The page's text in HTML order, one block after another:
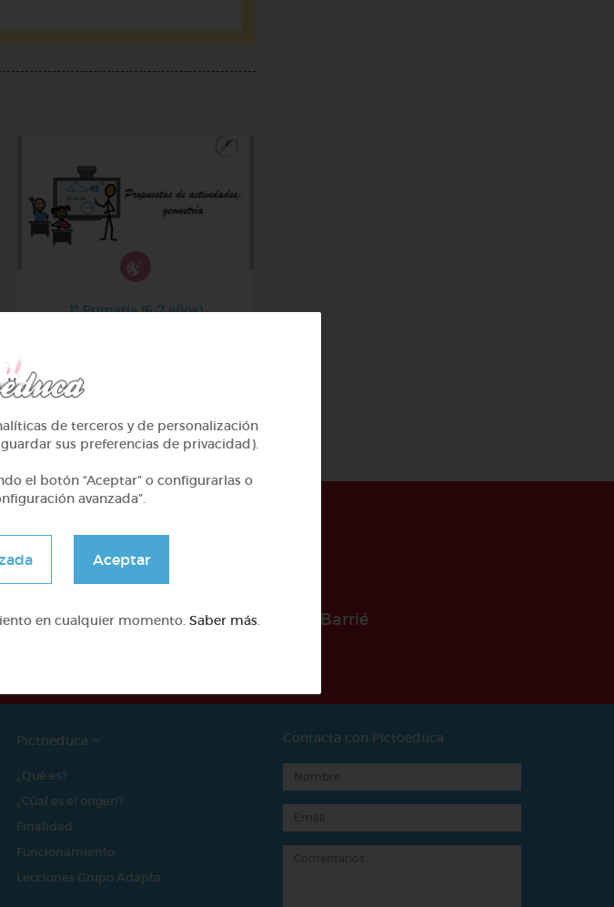
1º Primaria (6-7 años)
al mecenazgo de la Fundación Barrié
Pictoeduca
¿Qué es?
¿Cúal es el origen?
Finalidad
Funcionamiento
Lecciones Grupo Adapta
Contacta con Pictoeduca
de terceros y de personalización
sus preferencias de privacidad).
el botón “Aceptar” o configurarlas o
avanzada”.
Aceptar
en cualquier momento. Saber más.